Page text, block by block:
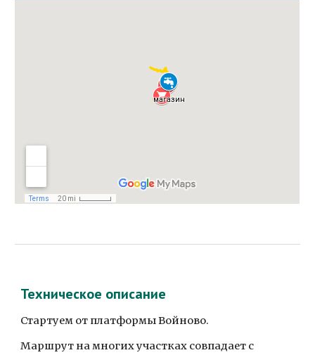
Техническое описание
Стартуем от платформы Войново.
Маршрут на многих участках совпадает с